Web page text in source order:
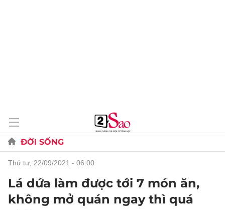
ĐỜI SỐNG
thứ tư, 22/09/2021 - 06:00
Lá dứa làm được tới 7 món ăn,
không mở quán ngay thì quá